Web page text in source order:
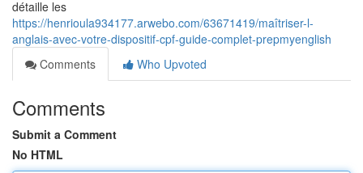
détaille les
https://henrioula934177.arwebo.com/63671419/maîtriser-l-
anglais-avec-votre-dispositif-cpf-guide-complet-prepmyenglish
Comments
Who Upvoted
Comments
Submit a Comment
No HTML